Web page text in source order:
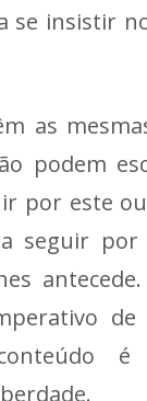
se insistir
as
podem
por este
seguir
de
é